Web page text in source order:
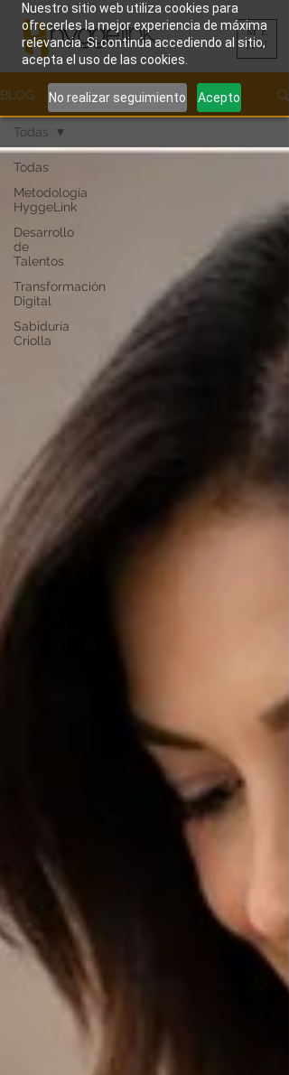
Nuestro sitio web utiliza cookies para
ofrecerles la mejor experiencia de máxima
relevancia. Si continúa accediendo al sitio,
acepta el uso de las cookies.
No realizar seguimiento Acepto
ME
NU
BLOG
Todas
Metodología
HyggeLink
Desarrollo
de
Talentos
Transformación
Digital
Sabiduría
Criolla
Todas